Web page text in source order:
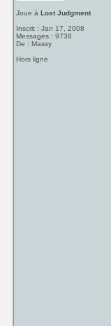
Joue àLost Judgment
Inscrit : Jan 17, 2008
Messages : 9738
De : Massy
Hors ligne